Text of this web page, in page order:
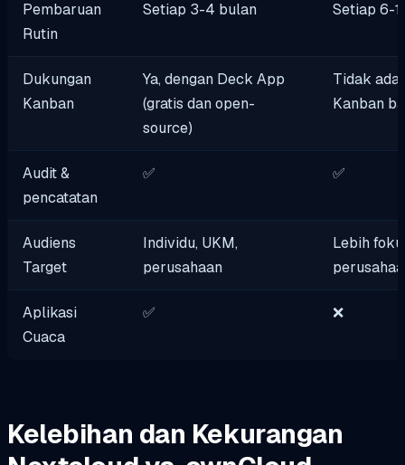
Pembaruan
Rutin
Setiap 3-4 bulan Setiap 6-
Dukungan
Kanban
Ya, dengan Deck App
(gratis dan open-
source)
Tidak ada
Kanban
Audit &
pencatatan
✅ ✅
Audiens
Target
Individu, UKM,
perusahaan
Lebih
Aplikasi
Cuaca
✅ ❌
Kelebihan dan Kekurangan